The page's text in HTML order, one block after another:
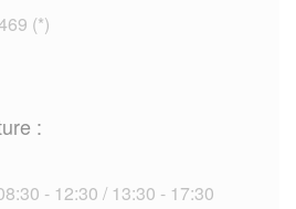
(*)
:
- 12:30 / 13:30 - 17:30